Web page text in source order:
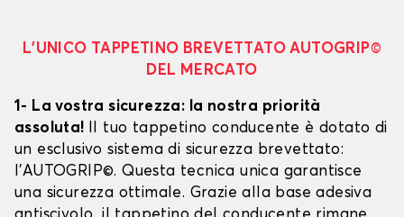
L’UNICO TAPPETINO BREVETTATO AUTOGRIP©
DEL MERCATO
1- La vostra sicurezza: la nostra priorità
assoluta! Il tuo tappetino conducente è dotato di
un esclusivo sistema di sicurezza brevettato:
l’AUTOGRIP©. Questa tecnica unica garantisce
una sicurezza ottimale. Grazie alla base adesiva